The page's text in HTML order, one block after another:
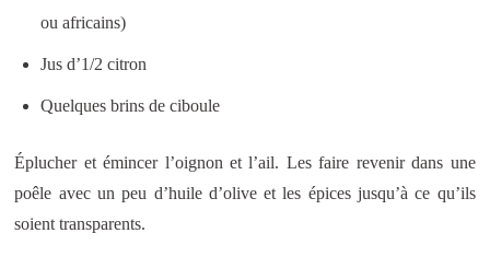
ou africains)
Jus d’1/2 citron
Quelques brins de ciboule
Éplucher et émincer l’oignon et l’ail. Les faire revenir dans une
poêle avec un peu d’huile d’olive et les épices jusqu’à ce qu’ils
soient transparents.